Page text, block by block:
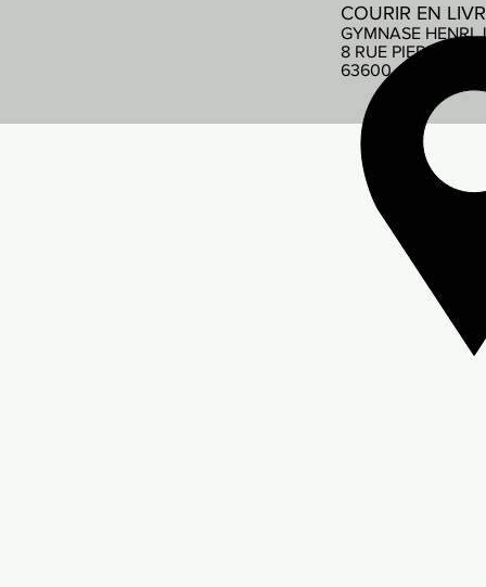
COURIR EN
GYMNASE HENRI
8 RUE PIERRE DE
63600 AMBERT